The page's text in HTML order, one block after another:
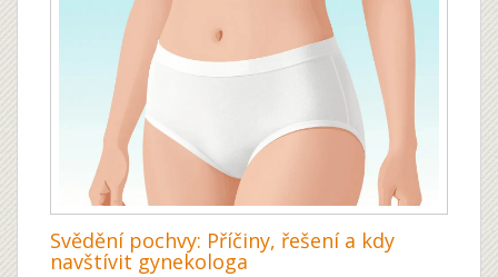
Svědění pochvy: Příčiny, řešení a kdy
navštívit gynekologa